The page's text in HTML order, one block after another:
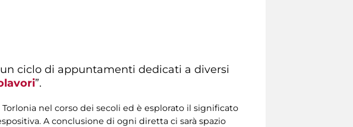
ciclo di appuntamenti dedicati a diversi
”.
nel corso dei secoli ed è esplorato il significato
A conclusione di ogni diretta ci sarà spazio